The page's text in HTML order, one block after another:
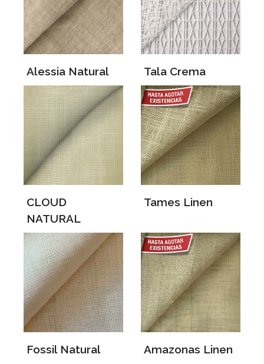
Alessia Natural Tala Crema
CLOUD
NATURAL
Tames Linen
Fossil Natural Amazonas Linen